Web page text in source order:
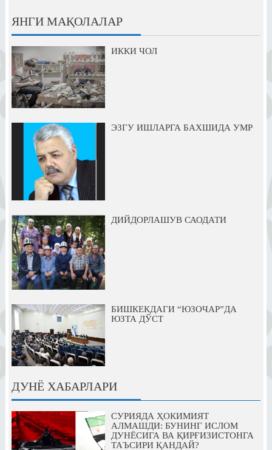
ЯНГИ МАҚОЛАЛАР
ИККИ ЧОЛ
ЭЗГУ ИШЛАРГА БАХШИДА УМР
ДИЙДОРЛАШУВ САОДАТИ
БИШКЕКДАГИ “ЮЗОЧАР”ДА
ЮЗТА ДЎСТ
ДУНЁ ХАБАРЛАРИ
СУРИЯДА ҲОКИМИЯТ
АЛМАШДИ: БУНИНГ ИСЛОМ
ДУНЁСИГА ВА ҚИРҒИЗИСТОНГА
ТАЪСИРИ ҚАНДАЙ?